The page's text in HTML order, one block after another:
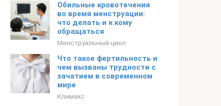
Обильные кровотечения
во время менструации:
что делать и к кому
обращаться
Менструальный цикл
Что такое фертильность и
чем вызваны трудности с
зачатием в современном
мире
Климакс